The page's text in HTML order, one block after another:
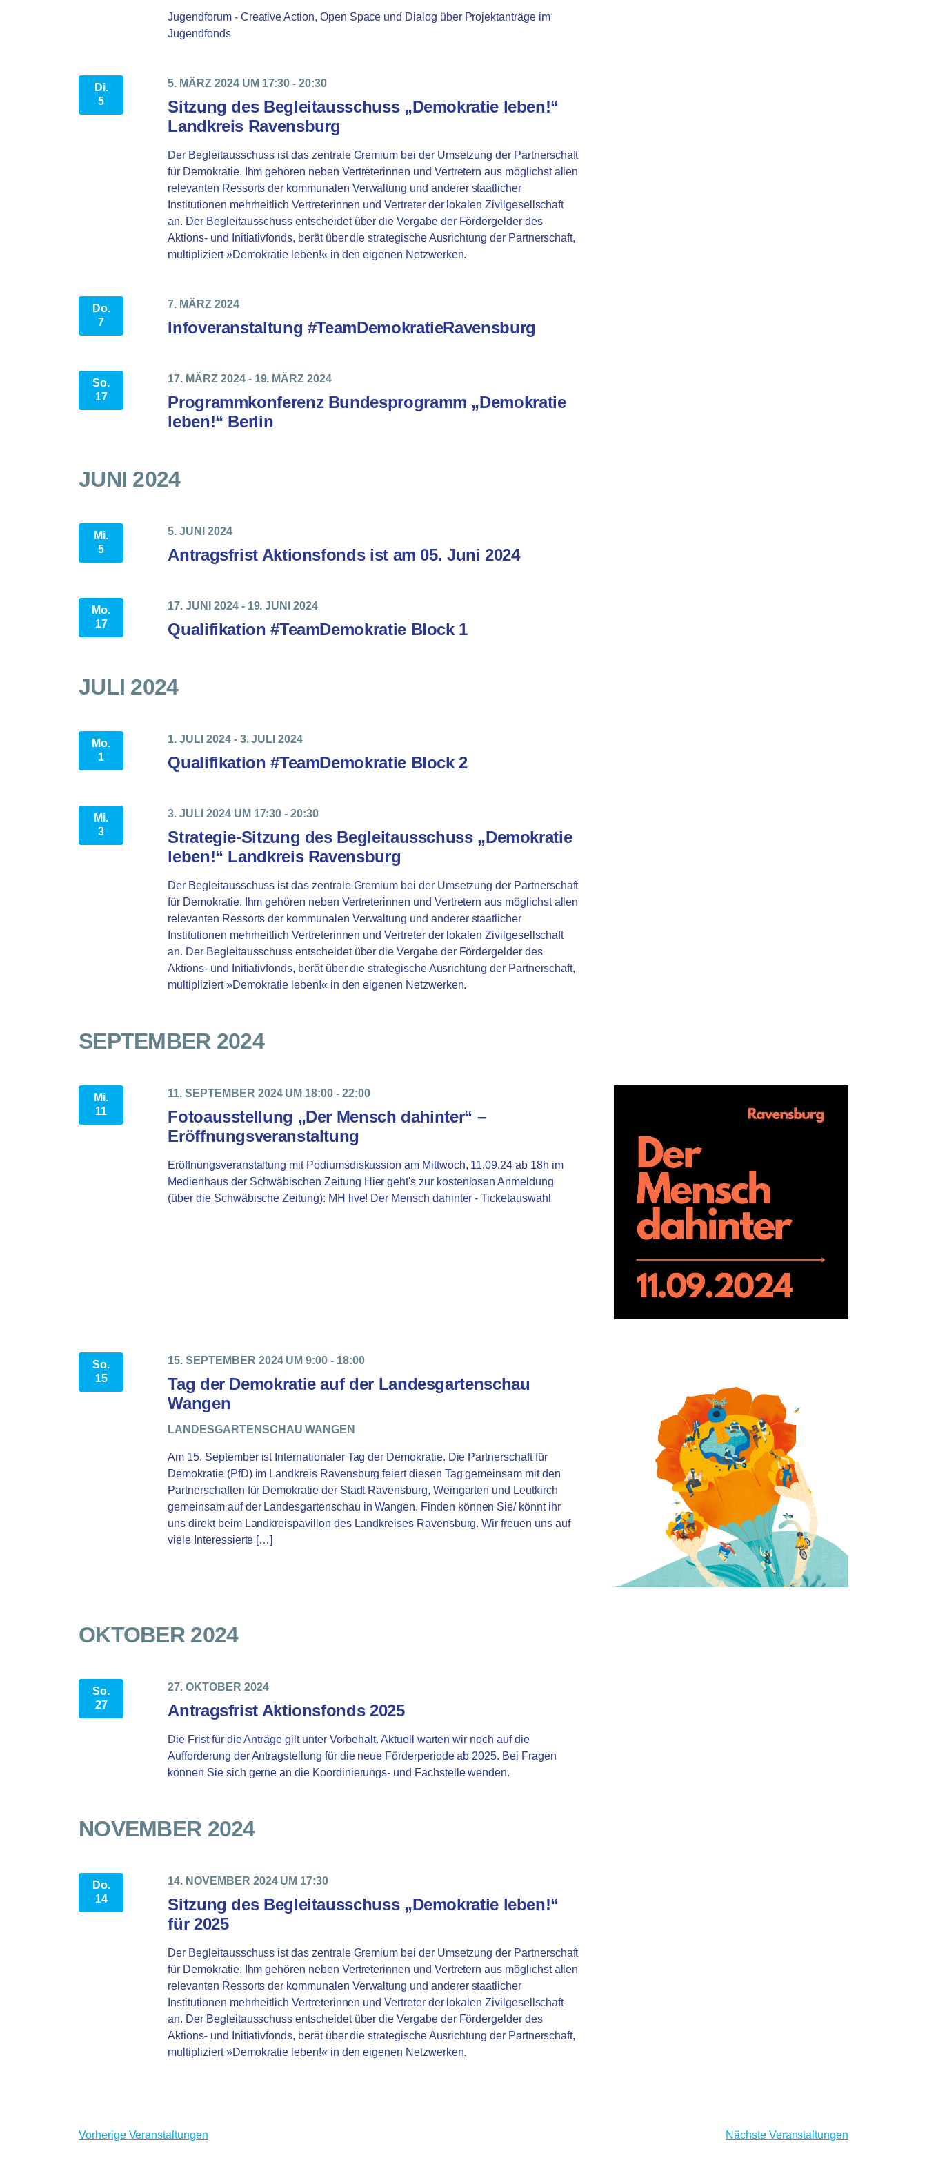
Jugendforum - Creative Action, Open Space und Dialog über Projektanträge im
Jugendfonds
Di.
5
Sitzung des Begleitausschuss „Demokratie leben!“
Landkreis Ravensburg
5. MÄRZ 2024 UM 17:30 -20:30
Der Begleitausschuss ist das zentrale Gremium bei der Umsetzung der Partnerschaft
für Demokratie. Ihm gehören neben Vertreterinnen und Vertretern aus möglichst allen
relevanten Ressorts der kommunalen Verwaltung und anderer staatlicher
Institutionen mehrheitlich Vertreterinnen und Vertreter der lokalen Zivilgesellschaft
an. Der Begleitausschuss entscheidet über die Vergabe der Fördergelder des
Aktions- und Initiativfonds, berät über die strategische Ausrichtung der Partnerschaft,
multipliziert »Demokratie leben!« in den eigenen Netzwerken.
Do.
7
Infoveranstaltung #TeamDemokratieRavensburg
7. MÄRZ 2024
So.
17
Programmkonferenz Bundesprogramm „Demokratie
leben!“ Berlin
17. MÄRZ 2024- 19. MÄRZ 2024
JUNI 2024
Mi.
5
Antragsfrist Aktionsfonds ist am 05. Juni 2024
5. JUNI 2024
Mo.
17
Qualifikation #TeamDemokratie Block 1
17. JUNI 2024- 19. JUNI 2024
JULI 2024
Mo.
1
Qualifikation #TeamDemokratie Block 2
1. JULI 2024- 3. JULI 2024
Mi.
3
Strategie-Sitzung des Begleitausschuss „Demokratie
leben!“ Landkreis Ravensburg
3. JULI 2024 UM 17:30 -20:30
Der Begleitausschuss ist das zentrale Gremium bei der Umsetzung der Partnerschaft
für Demokratie. Ihm gehören neben Vertreterinnen und Vertretern aus möglichst allen
relevanten Ressorts der kommunalen Verwaltung und anderer staatlicher
Institutionen mehrheitlich Vertreterinnen und Vertreter der lokalen Zivilgesellschaft
an. Der Begleitausschuss entscheidet über die Vergabe der Fördergelder des
Aktions- und Initiativfonds, berät über die strategische Ausrichtung der Partnerschaft,
multipliziert »Demokratie leben!« in den eigenen Netzwerken.
SEPTEMBER 2024
Mi.
11
Fotoausstellung „Der Mensch dahinter“ –
Eröffnungsveranstaltung
11. SEPTEMBER 2024 UM 18:00 - 22:00
Eröffnungsveranstaltung mit Podiumsdiskussion am Mittwoch, 11.09.24 ab 18h im
Medienhaus der Schwäbischen Zeitung Hier geht's zur kostenlosen Anmeldung
(über die Schwäbische Zeitung): MH live! Der Mensch dahinter - Ticketauswahl
So.
15
Tag der Demokratie auf der Landesgartenschau
Wangen
15. SEPTEMBER 2024 UM 9:00 - 18:00
LANDESGARTENSCHAU WANGEN
Am 15. September ist Internationaler Tag der Demokratie. Die Partnerschaft für
Demokratie (PfD) im Landkreis Ravensburg feiert diesen Tag gemeinsam mit den
Partnerschaften für Demokratie der Stadt Ravensburg, Weingarten und Leutkirch
gemeinsam auf der Landesgartenschau in Wangen. Finden können Sie/ könnt ihr
uns direkt beim Landkreispavillon des Landkreises Ravensburg. Wir freuen uns auf
viele Interessierte […]
OKTOBER 2024
So.
27
Antragsfrist Aktionsfonds 2025
27. OKTOBER 2024
Die Frist für die Anträge gilt unter Vorbehalt. Aktuell warten wir noch auf die
Aufforderung der Antragstellung für die neue Förderperiode ab 2025. Bei Fragen
können Sie sich gerne an die Koordinierungs- und Fachstelle wenden.
NOVEMBER 2024
Do.
14
Sitzung des Begleitausschuss „Demokratie leben!“
für 2025
14. NOVEMBER 2024 UM 17:30
Der Begleitausschuss ist das zentrale Gremium bei der Umsetzung der Partnerschaft
für Demokratie. Ihm gehören neben Vertreterinnen und Vertretern aus möglichst allen
relevanten Ressorts der kommunalen Verwaltung und anderer staatlicher
Institutionen mehrheitlich Vertreterinnen und Vertreter der lokalen Zivilgesellschaft
an. Der Begleitausschuss entscheidet über die Vergabe der Fördergelder des
Aktions- und Initiativfonds, berät über die strategische Ausrichtung der Partnerschaft,
multipliziert »Demokratie leben!« in den eigenen Netzwerken.
Vorherige Veranstaltungen Nächste Veranstaltungen